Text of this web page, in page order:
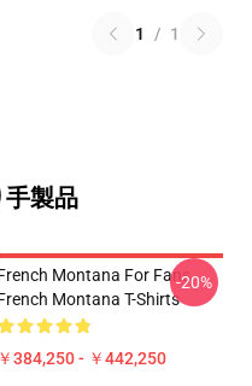
1 / 1
製品
Montana For Fans
Montana T-Shirts
￥384,250 - ￥442,250
-20%